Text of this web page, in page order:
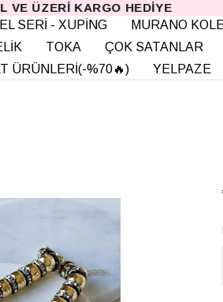
ÜZERI KARGO HEDIYE
SERİ - XUPİNG MURANO
TOKA ÇOK SATANLAR
ÜRÜNLERİ(-%70🔥)
YELPAZE